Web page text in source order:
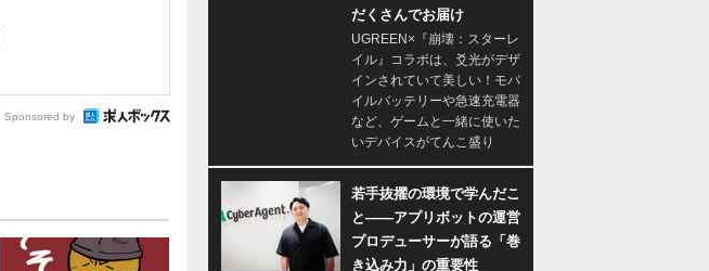
Sponsored by
だくさんでお届け
UGREEN×『崩壊：スターレ
イル』コラボは、爻光がデザ
インされていて美しい！モバ
イルバッテリーや急速充電器
など、ゲームと一緒に使いた
いデバイスがてんこ盛り
若手抜擢の環境で学んだこ
と――アプリボットの運営
プロデューサーが語る「巻
き込み力」の重要性